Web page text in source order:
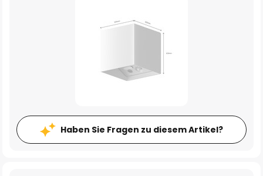
Haben Sie Fragen zu diesem Artikel?